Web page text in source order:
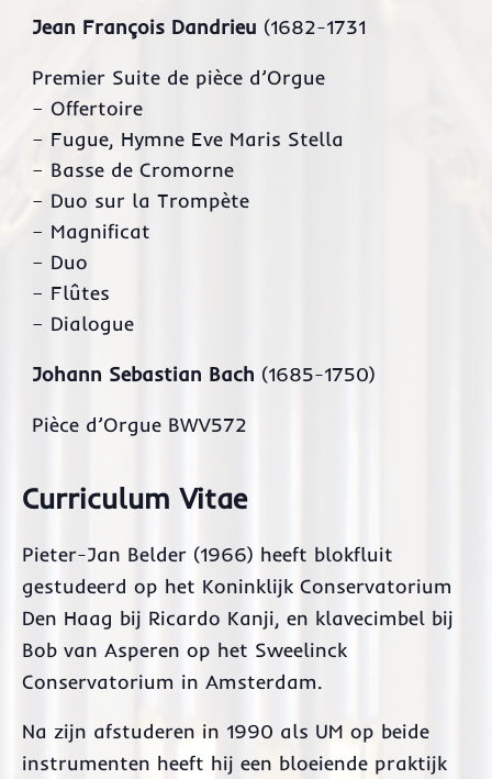
Jean François Dandrieu (1682-1731
Premier Suite de pièce d’Orgue
– Offertoire
– Fugue, Hymne Eve Maris Stella
– Basse de Cromorne
– Duo sur la Trompète
– Magnificat
– Duo
– Flûtes
– Dialogue
Johann Sebastian Bach (1685-1750)
Pièce d’Orgue BWV572
Curriculum Vitae
Pieter-Jan Belder (1966) heeft blokfluit
gestudeerd op het Koninklijk Conservatorium
Den Haag bij Ricardo Kanji, en klavecimbel bij
Bob van Asperen op het Sweelinck
Conservatorium in Amsterdam.
Na zijn afstuderen in 1990 als UM op beide
instrumenten heeft hij een bloeiende praktijk